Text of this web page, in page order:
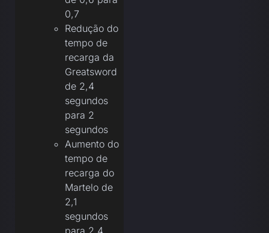
0,7
Redução do
tempo de
recarga da
Greatsword
de 2,4
segundos
para 2
segundos
Aumento do
tempo de
recarga do
Martelo de
2,1
segundos